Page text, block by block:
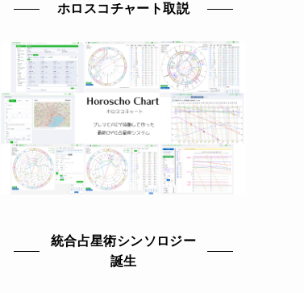
ホロスコチャート取説
統合占星術シンソロジー
誕生